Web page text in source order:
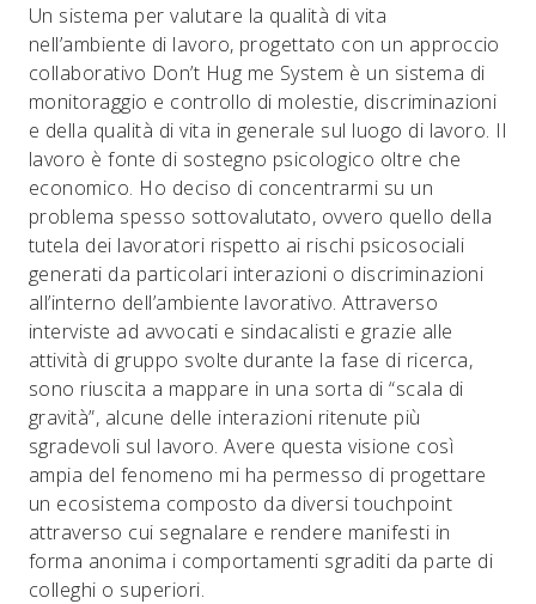
Un sistema per valutare la qualità di vita
nell’ambiente di lavoro, progettato con un approccio
collaborativo Don’t Hug me System è un sistema di
monitoraggio e controllo di molestie, discriminazioni
e della qualità di vita in generale sul luogo di lavoro. Il
lavoro è fonte di sostegno psicologico oltre che
economico. Ho deciso di concentrarmi su un
problema spesso sottovalutato, ovvero quello della
tutela dei lavoratori rispetto ai rischi psicosociali
generati da particolari interazioni o discriminazioni
all’interno dell’ambiente lavorativo. Attraverso
interviste ad avvocati e sindacalisti e grazie alle
attività di gruppo svolte durante la fase di ricerca,
sono riuscita a mappare in una sorta di “scala di
gravità”, alcune delle interazioni ritenute più
sgradevoli sul lavoro. Avere questa visione così
ampia del fenomeno mi ha permesso di progettare
un ecosistema composto da diversi touchpoint
attraverso cui segnalare e rendere manifesti in
forma anonima i comportamenti sgraditi da parte di
colleghi o superiori.